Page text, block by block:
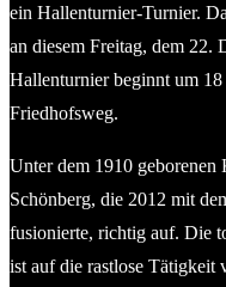
ein Hallenturnier-Turnier.
an diesem Freitag, dem 22.
Hallenturnier beginnt um
Friedhofsweg.
Unter dem 1910
Schönberg, die 2012 mit
fusionierte, richtig auf. Die
ist auf die rastlose